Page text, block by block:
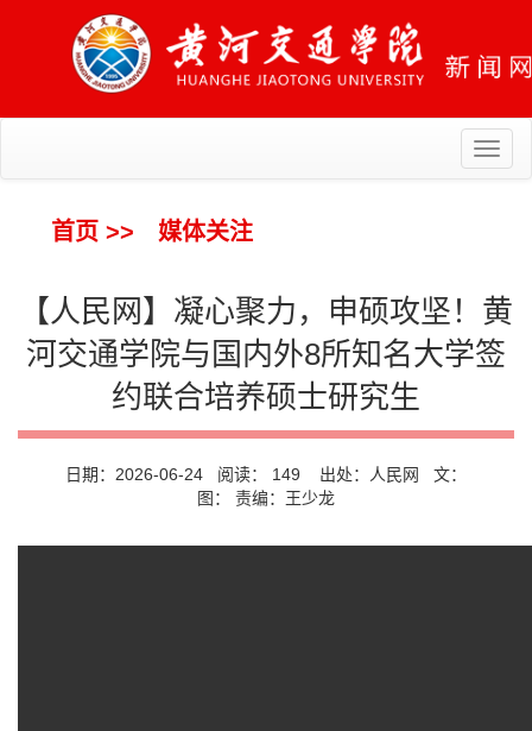
首页 >> 媒体关注
【人民网】凝心聚力，申硕攻坚！黄
河交通学院与国内外8所知名大学签
约联合培养硕士研究生
日期：2026-06-24 阅读： 149 出处：人民网 文：
图： 责编：王少龙